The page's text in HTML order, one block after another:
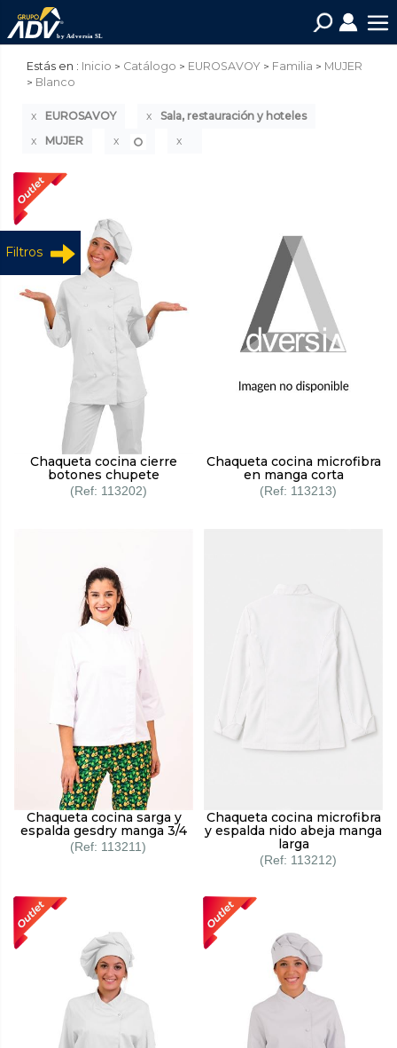
Estás en : Inicio Catálogo EUROSAVOY Familia
MUJER
Blanco
Filtros
EUROSAVOY
Sala, restauración y hoteles
MUJER
Chaqueta cocina cierre
botones chupete
113202
Chaqueta cocina microfibra
en manga corta
113213
Chaqueta cocina sarga y
espalda gesdry manga 3/4
113211
Chaqueta cocina microfibra
y espalda nido abeja manga
larga
113212